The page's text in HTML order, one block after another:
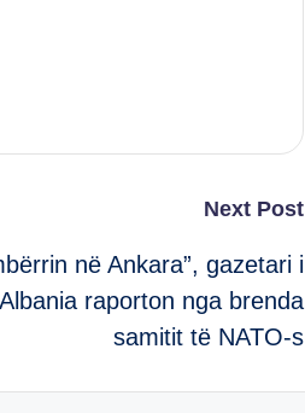
Next Post
në Ankara”, gazetari i
raporton nga brenda
samitit të NATO-s